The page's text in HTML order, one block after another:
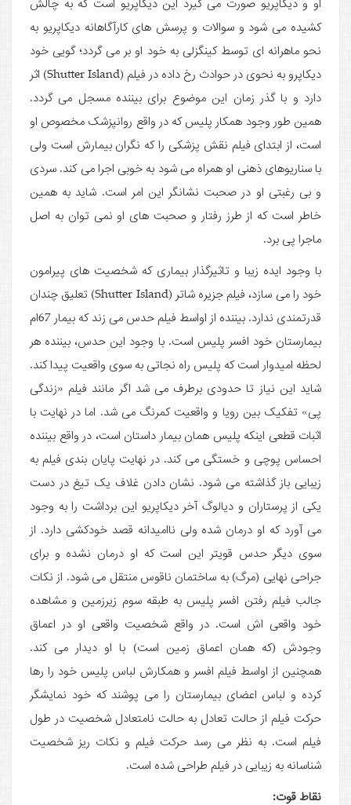
کشیده می ­شود و سوالات و پرسش­ های کارآگاهانه دیکاپریو به
نحو ماهرانه ای توسط کینگزلی به خود او بر می گردد؛ گویی خود
دیکاپرو به نحوی در حوادث رخ داده در فیلم (Shutter Island) اثر
دارد و با گذر زمان این موضوع برای بیننده مسجل می ­گردد.
همین طور وجود همکار پلیس که در واقع روانپزشک مخصوص او
است، از ابتدای فیلم نقش پزشکی را که نگران بیمارش است ولی
با سناریوهای ذهنی او همراه می ­شود به خوبی اجرا می ­کند. سردی
و بی رغبتی او در صحبت نشانگر این امر است. شاید به همین
خاطر است که از طرز رفتار و صحبت های او نمی ­توان به اصل
ماجرا پی برد.
با وجود ایده زیبا و تاثیرگذار بیماری که شخصیت­ های پیرامون
خود را می ­سازد، فیلم جزیره شاتر (Shutter Island) تعلیق چندان
قدرتمندی ندارد. بیننده از اواسط فیلم حدس می ­زند که بیمار 67ام
بیمارستان خود افسر پلیس است. با وجود این حدس، بیننده هر
لحظه امیدوار است که پلیس راه نجاتی به سوی واقعیت پیدا کند.
شاید این نیاز تا حدودی برطرف می ­شد اگر مانند فیلم «زندگی
پی» تفکیک بین رویا و واقعیت کمرنگ می ­شد. اما در نهایت با
اثبات قطعی اینکه پلیس همان بیمار داستان است، در واقع بیننده
احساس پوچی و خستگی می ­کند. در نهایت پایان بندی فیلم به
زیبایی باز گذاشته می ­شود. نشان دادن غلاف یک تیغ در دست
یکی از پرستاران و دیالوگ آخر دیکاپریو این برداشت را به وجود
می ­آورد که او درمان شده ولی ناامیدانه قصد خودکشی دارد. از
سوی دیگر حدس قویتر این است که او درمان نشده و برای
جراحی نهایی (مرگ) به ساختمان ناقوس منتقل می ­شود. از نکات
جالب فیلم رفتن افسر پلیس به طبقه سوم زیرزمین و مشاهده
خود واقعی اش است. در واقع شخصیت واقعی او در اعماق
وجودش (که همان اعماق زمین است) با او دیدار می ­کند.
همچنین از اواسط فیلم افسر و همکارش لباس پلیس خود را رها
کرده و لباس اعضای بیمارستان را می ­پوشند که خود نمایشگر
حرکت فیلم از حالت تعادل به حالت نامتعادل شخصیت در طول
فیلم است. به نظر می ­رسد حرکت فیلم و نکات ریز شخصیت
شناسانه به زیبایی در فیلم طراحی شده است.
نقاط قوت: